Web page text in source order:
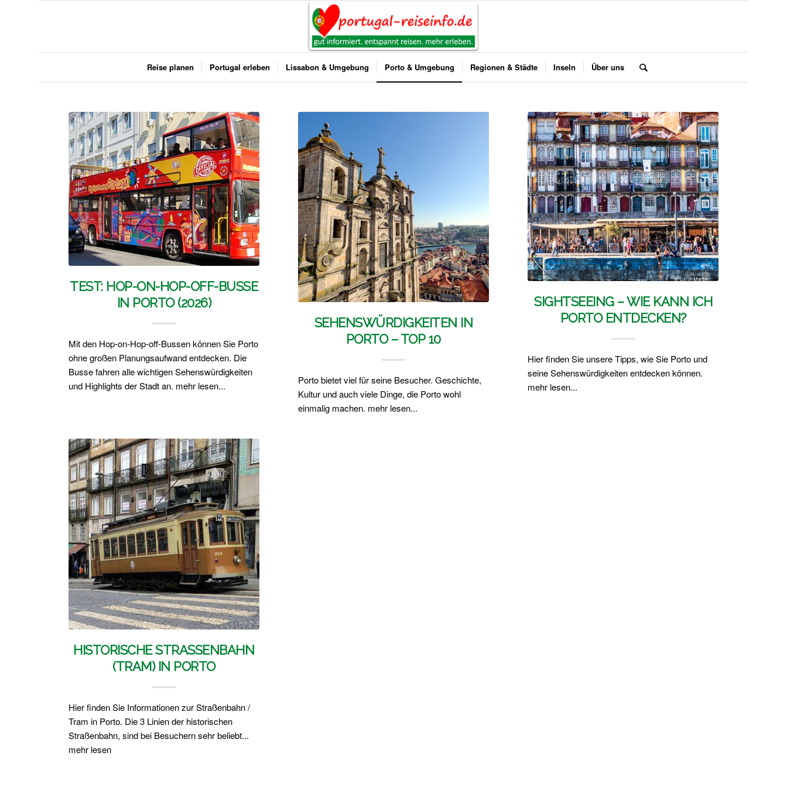
Reise planen Portugal erleben Lissabon & Umgebung Porto & Umgebung Regionen & Städte Inseln Über uns
TEST: HOP-ON-HOP-OFF-BUSSE
IN PORTO (2026)
Mit den Hop-on-Hop-off-Bussen können Sie Porto
ohne großen Planungsaufwand entdecken. Die
Busse fahren alle wichtigen Sehenswürdigkeiten
und Highlights der Stadt an. mehr lesen...
SEHENSWÜRDIGKEITEN IN
PORTO – TOP 10
Porto bietet viel für seine Besucher. Geschichte,
Kultur und auch viele Dinge, die Porto wohl
einmalig machen. mehr lesen...
SIGHTSEEING – WIE KANN ICH
PORTO ENTDECKEN?
Hier finden Sie unsere Tipps, wie Sie Porto und
seine Sehenswürdigkeiten entdecken können.
mehr lesen...
HISTORISCHE STRASSENBAHN (
TRAM) IN PORTO
Hier finden Sie Informationen zur Straßenbahn /
Tram in Porto. Die 3 Linien der historischen
Straßenbahn, sind bei Besuchern sehr beliebt...
mehr lesen